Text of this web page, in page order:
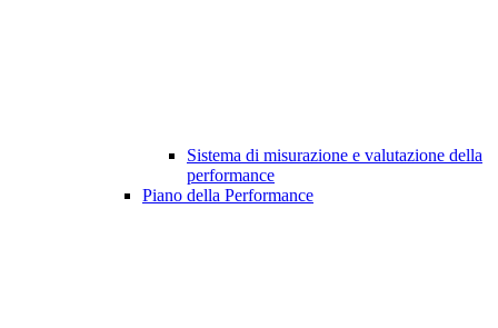
Sistema di misurazione e valutazione della
performance
Piano della Performance